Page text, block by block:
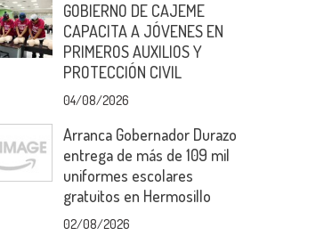
GOBIERNO DE CAJEME
CAPACITA A JÓVENES EN
PRIMEROS AUXILIOS Y
PROTECCIÓN CIVIL
04/08/2026
Arranca Gobernador Durazo
entrega de más de 109 mil
uniformes escolares
gratuitos en Hermosillo
02/08/2026